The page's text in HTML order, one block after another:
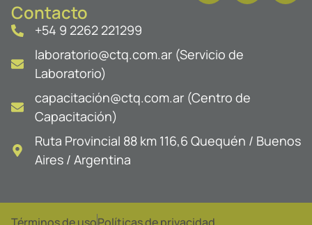
Contacto
+54 9 2262 221299
laboratorio@ctq.com.ar (Servicio de
Laboratorio)
capacitación@ctq.com.ar (Centro de
Capacitación)
Ruta Provincial 88 km 116,6 Quequén / Buenos
Aires / Argentina